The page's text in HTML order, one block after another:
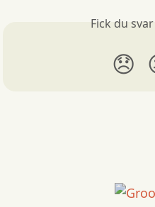
Fick du
😞